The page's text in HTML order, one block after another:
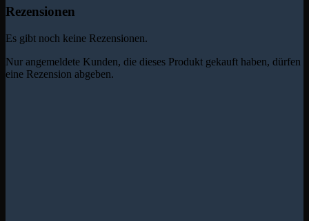
Rezensionen
Es gibt noch keine Rezensionen.
Nur angemeldete Kunden, die dieses Produkt gekauft haben, dürfen
eine Rezension abgeben.